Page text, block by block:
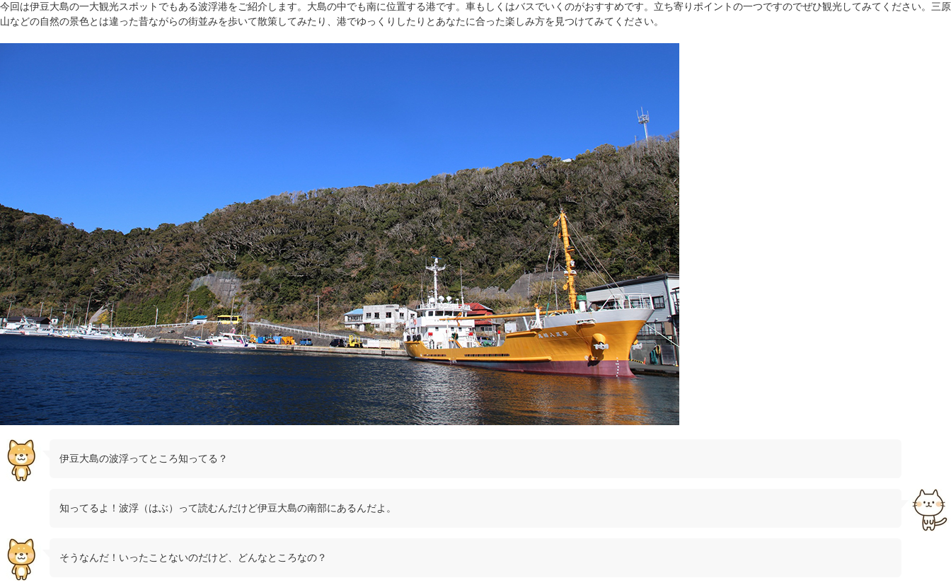
今回は伊豆大島の一大観光スポットでもある波浮港をご紹介します。大島の中でも南に位置する港です。車もしくはバスでいくのがおすすめです。立ち寄りポイントの一つですのでぜひ観光してみてください。三原
山などの自然の景色とは違った昔ながらの街並みを歩いて散策してみたり、港でゆっくりしたりとあなたに合った楽しみ方を見つけてみてください。
伊豆大島の波浮ってところ知ってる？
知ってるよ！波浮（はぶ）って読むんだけど伊豆大島の南部にあるんだよ。
そうなんだ！いったことないのだけど、どんなところなの？